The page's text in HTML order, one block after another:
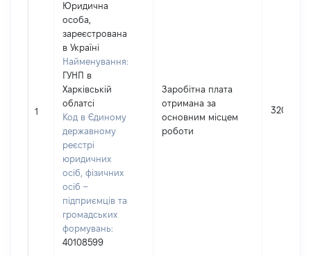
1
Юридична
особа,
зареєстрована
в Україні
Найменування:
ГУНП в
Харківській
облатсі
Код в Єдиному
державному
реєстрі
юридичних
осіб, фізичних
осіб –
підприємців та
громадських
формувань:
40108599
Заробітна плата
отримана за
основним місцем
роботи
3203